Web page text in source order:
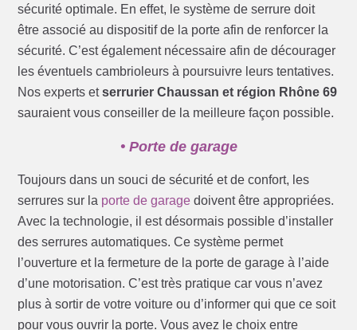
sécurité optimale. En effet, le système de serrure doit
être associé au dispositif de la porte afin de renforcer la
sécurité. C’est également nécessaire afin de décourager
les éventuels cambrioleurs à poursuivre leurs tentatives.
Nos experts etserrurier Chaussan et région Rhône 69
sauraient vous conseiller de la meilleure façon possible.
• Porte de garage
Toujours dans un souci de sécurité et de confort, les
serrures sur la porte de garage doivent être appropriées.
Avec la technologie, il est désormais possible d’installer
des serrures automatiques. Ce système permet
l’ouverture et la fermeture de la porte de garage à l’aide
d’une motorisation. C’est très pratique car vous n’avez
plus à sortir de votre voiture ou d’informer qui que ce soit
pour vous ouvrir la porte. Vous avez le choix entre